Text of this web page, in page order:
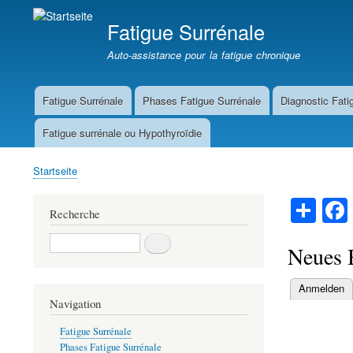
Fatigue Surrénale
Auto-assistance pour la fatigue chronique
Main
navigation
Fatigue Surrénale Phases Fatigue Surrénale Diagnostic
Fatigue surrénale ou Hypothyroïdie
Breadcrumb
Startseite
S
ha
re
Neues
Primary
Anmelden
Recherche
Recherche
Navigation
Fatigue Surrénale
Phases Fatigue Surrénale